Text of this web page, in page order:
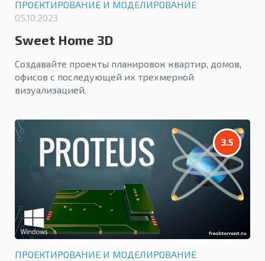
ПРОЕКТИРОВАНИЕ И МОДЕЛИРОВАНИЕ
05.10.2023
Sweet Home 3D
Создавайте проекты планировок квартир, домов,
офисов с последующей их трехмерной
визуализацией.
3.5
ПРОЕКТИРОВАНИЕ И МОДЕЛИРОВАНИЕ